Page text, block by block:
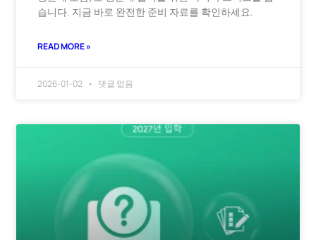
습니다. 지금 바로 완전한 준비 자료를 확인하세요.
READ MORE »
2026-01-02 댓글 없음